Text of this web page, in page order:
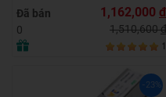
Đã bán
0
1,162,000 đ
1,510,600đ
1
-23%